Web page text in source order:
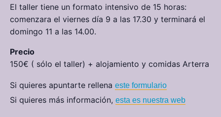
El taller tiene un formato intensivo de 15 horas:
comenzara el viernes día 9 a las 17.30 y terminará el
domingo 11 a las 14.00.
Precio
150€ ( sólo el taller) + alojamiento y comidas Arterra
Si quieres apuntarte rellena este formulario
Si quieres más información, esta es nuestra web